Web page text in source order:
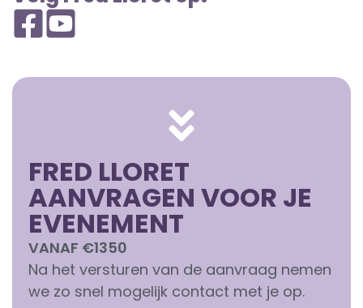
FRED LLORET
AANVRAGEN VOOR JE
EVENEMENT
VANAF €1350
Na het versturen van de aanvraag nemen
we zo snel mogelijk contact met je op.